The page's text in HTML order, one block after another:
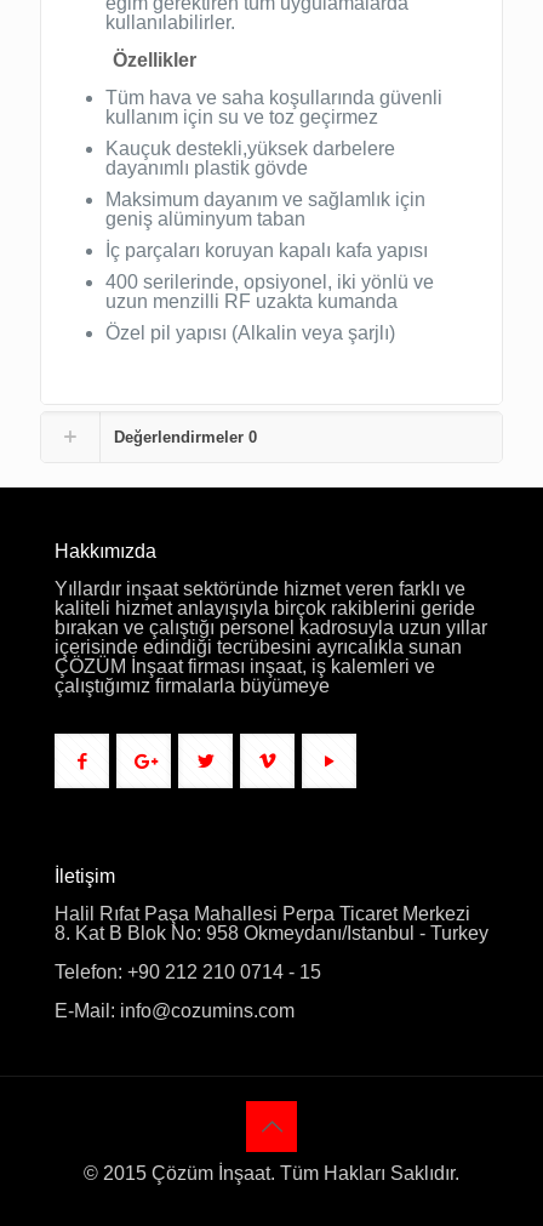
kullanılabilirler.
Özellikler
Tüm hava ve saha koşullarında güvenli
kullanım için su ve toz geçirmez
Kauçuk destekli,yüksek darbelere
dayanımlı plastik gövde
Maksimum dayanım ve sağlamlık için
geniş alüminyum taban
İç parçaları koruyan kapalı kafa yapısı
400 serilerinde, opsiyonel, iki yönlü ve
uzun menzilli RF uzakta kumanda
Özel pil yapısı (Alkalin veya şarjlı)
Değerlendirmeler 0
Hakkımızda
Yıllardır inşaat sektöründe hizmet veren farklı ve
kaliteli hizmet anlayışıyla birçok rakiblerini geride
bırakan ve çalıştığı personel kadrosuyla uzun yıllar
içerisinde edindiği tecrübesini ayrıcalıkla sunan
ÇÖZÜM İnşaat firması inşaat, iş kalemleri ve
çalıştığımız firmalarla büyümeye
İletişim
Halil Rıfat Paşa Mahallesi Perpa Ticaret Merkezi
8. Kat B Blok No: 958 Okmeydanı/Istanbul - Turkey
Telefon: +90 212 210 0714 - 15
E-Mail: info@cozumins.com
© 2015 Çözüm İnşaat. Tüm Hakları Saklıdır.